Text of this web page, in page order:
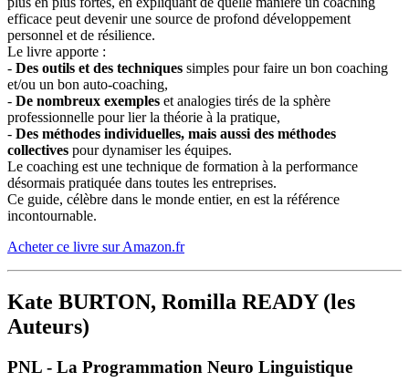
efficace peut devenir une source de profond développement
personnel et de résilience.
Le livre apporte :
- Des outils et des techniques simples pour faire un bon coaching
et/ou un bon auto-coaching,
- De nombreux exemples et analogies tirés de la sphère
professionnelle pour lier la théorie à la pratique,
- Des méthodes individuelles, mais aussi des méthodes
collectives pour dynamiser les équipes.
Le coaching est une technique de formation à la performance
désormais pratiquée dans toutes les entreprises.
Ce guide, célèbre dans le monde entier, en est la référence
incontournable.
Acheter ce livre sur Amazon.fr
Kate BURTON,‎ Romilla READY (les
Auteurs)
PNL - La Programmation Neuro Linguistique